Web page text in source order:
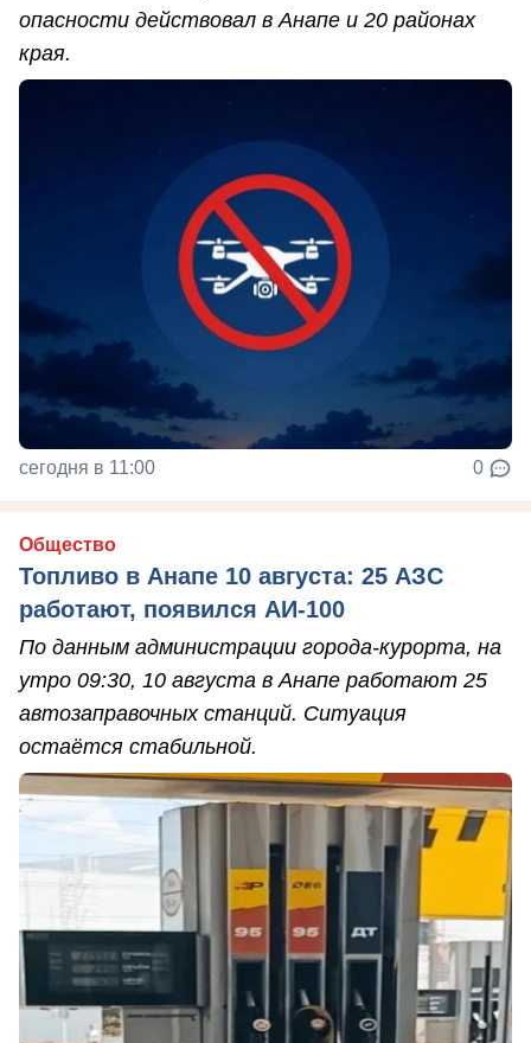
опасности действовал в Анапе и 20 районах
края.
сегодня в 11:00 0
Общество
Топливо в Анапе 10 августа: 25 АЗС
работают, появился АИ-100
По данным администрации города-курорта, на
утро 09:30, 10 августа в Анапе работают 25
автозаправочных станций. Ситуация
остаётся стабильной.